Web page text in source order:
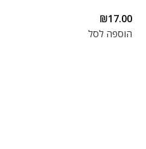
₪17.00
הוספה לסל